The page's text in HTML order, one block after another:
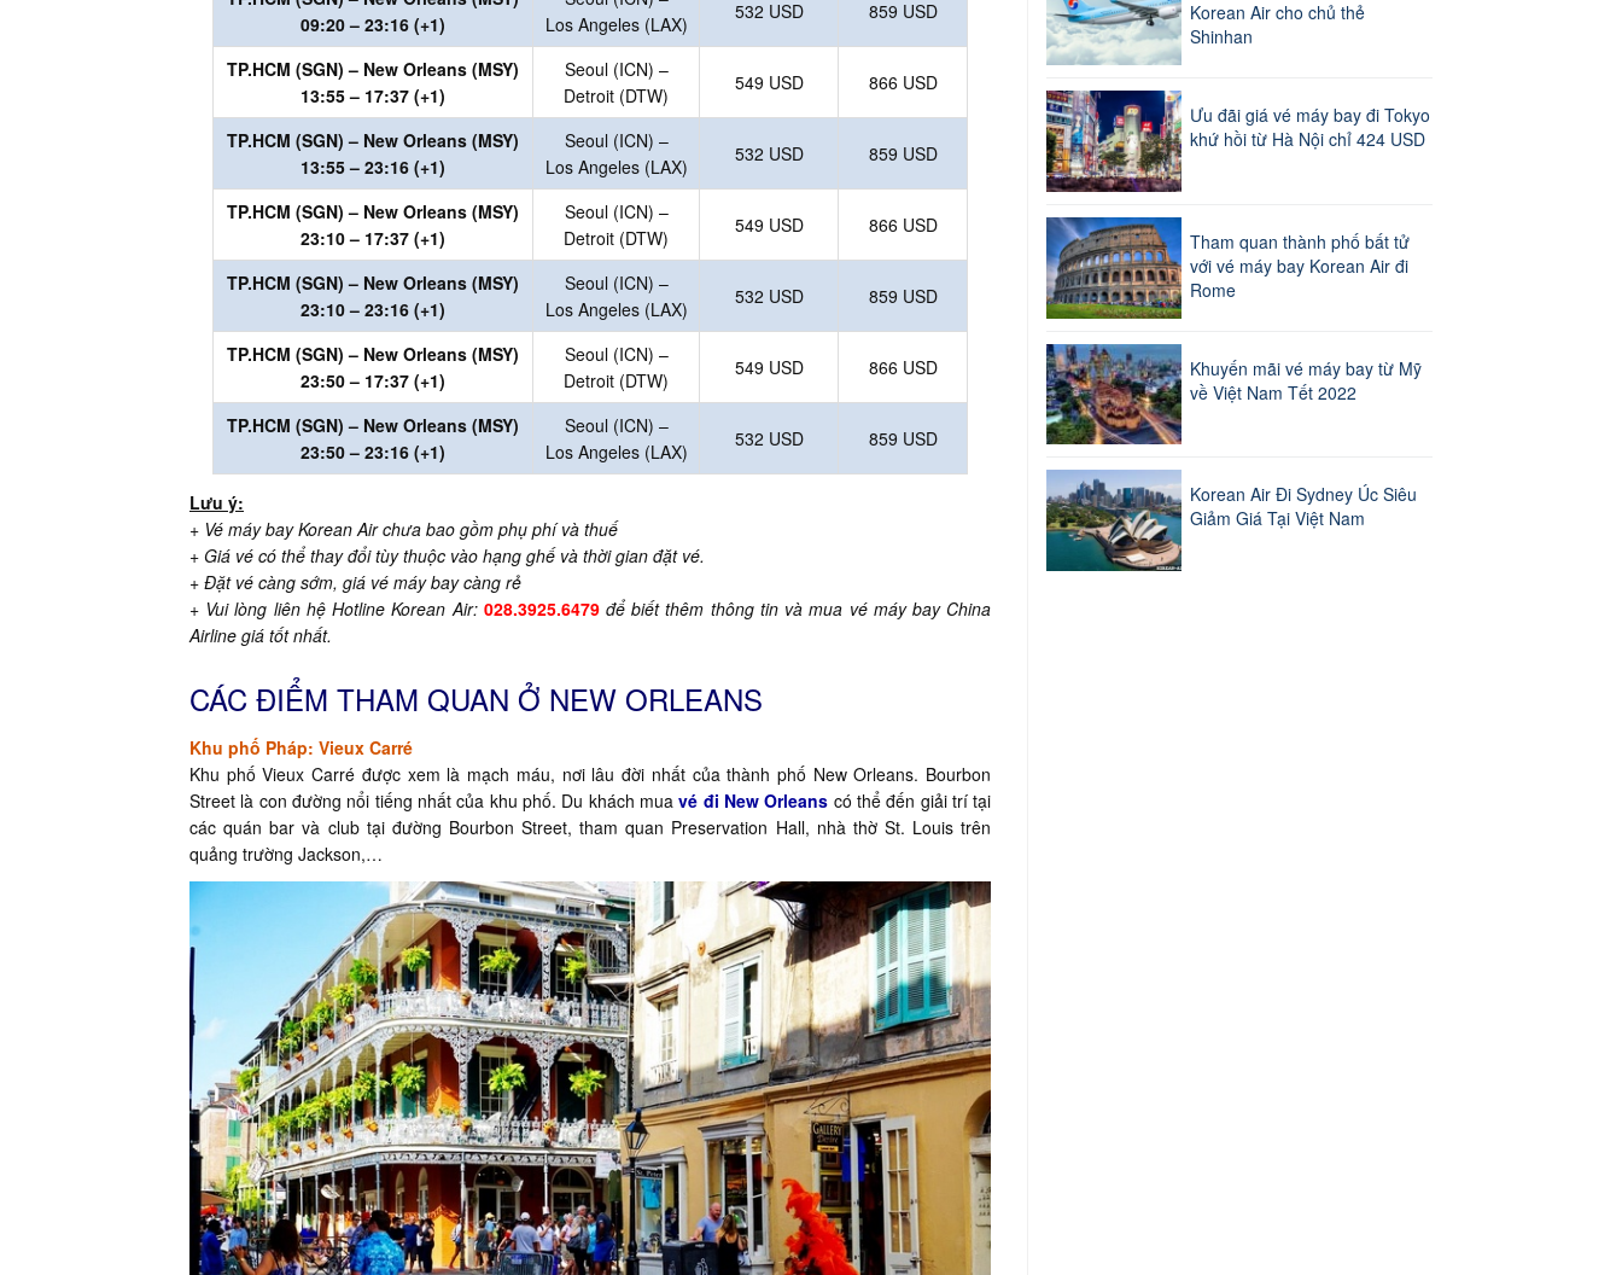
09:20 – 23:16 (+1)
Los Angeles (LAX)
532 USD 859 USD
TP.HCM (SGN)– New Orleans (MSY)
13:55 – 17:37 (+1)
Seoul (ICN) –
Detroit (DTW)
549 USD 866 USD
TP.HCM (SGN)– New Orleans (MSY)
13:55 – 23:16 (+1)
Seoul (ICN) –
Los Angeles (LAX)
532 USD 859 USD
TP.HCM (SGN)– New Orleans (MSY)
23:10 – 17:37 (+1)
Seoul (ICN) –
Detroit (DTW)
549 USD 866 USD
TP.HCM (SGN)– New Orleans (MSY)
23:10 – 23:16 (+1)
Seoul (ICN) –
Los Angeles (LAX)
532 USD 859 USD
TP.HCM (SGN)– New Orleans (MSY)
23:50 – 17:37 (+1)
Seoul (ICN) –
Detroit (DTW)
549 USD 866 USD
TP.HCM (SGN)– New Orleans (MSY)
23:50 – 23:16 (+1)
Seoul (ICN) –
Los Angeles (LAX)
532 USD 859 USD
Lưu ý:
+ Vé máy bay Korean Air chưa bao gồm phụ phí và thuế
+ Giá vé có thể thay đổitùy thuộc vào hạng ghế và thời gian đặt vé.
+ Đặt vé càng sớm, giá vé máy bay càng rẻ
+ Vui lòng liên hệ Hotline Korean Air: 028.3925.6479 để biết thêm thông tin và mua vé máy bay China
Airline giá tốt nhất.
CÁC ĐIỂM THAM QUAN Ở NEW ORLEANS
Khu phố Pháp: Vieux Carré
Khu phố Vieux Carré được xem là mạch máu, nơi lâu đời nhất của thành phố New Orleans. Bourbon
Street là con đường nổi tiếng nhất của khu phố. Du khách muavé đi New Orleans có thể đến giải trí tại
các quán bar và club tại đường Bourbon Street, tham quan Preservation Hall, nhà thờ St. Louis trên
quảng trường Jackson,…
Korean Air cho chủ thẻ
Shinhan
Ưu đãi giá vé máy bay đi Tokyo
khứ hồi từ Hà Nội chỉ 424 USD
Tham quan thành phố bất tử
với vé máy bay Korean Air đi
Rome
Khuyến mãi vé máy bay từ Mỹ
về Việt Nam Tết 2022
Korean Air Đi Sydney Úc Siêu
Giảm Giá Tại Việt Nam